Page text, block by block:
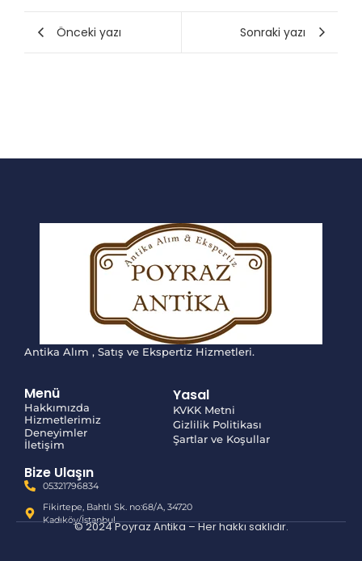
Önceki yazı Sonraki yazı
Antika Alım , Satış ve Ekspertiz Hizmetleri.
Menü
Hakkımızda
Hizmetlerimiz
Deneyimler
İletişim
Yasal
KVKK Metni
Gizlilik Politikası
Şartlar ve Koşullar
Bize Ulaşın
05321796834
Fikirtepe, Bahtlı Sk. no:68/A, 34720
Kadıköy/İstanbul
© 2024 Poyraz Antika – Her hakkı saklıdır.